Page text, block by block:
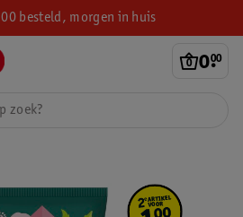
besteld, morgen in huis
0.
00